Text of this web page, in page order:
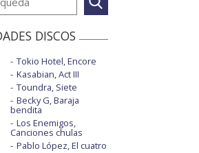
DISCOS
Tokio Hotel, Encore
Kasabian, Act III
Toundra, Siete
Becky G, Baraja
bendita
Los Enemigos,
Canciones chulas
Pablo López, El cuatro